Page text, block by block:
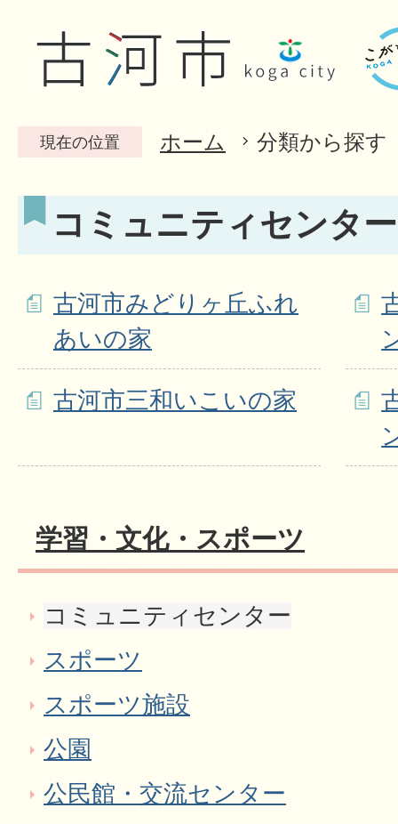
現在の位置 ホーム 分類から探す
コミュニティセンター
古河市みどりヶ丘ふれ
あいの家
古河市三和いこいの家
学習・文化・スポーツ
コミュニティセンター
スポーツ
スポーツ施設
公園
公民館・交流センター